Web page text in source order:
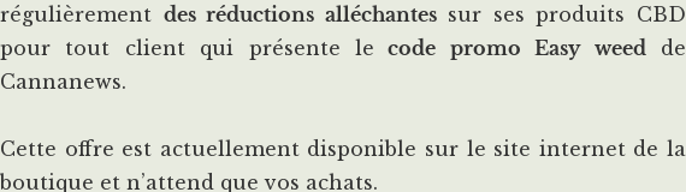
régulièrement des réductions alléchantessur ses produits CBD
pour tout client qui présente le code promo Easy weed de
Cannanews.
Cette offre est actuellement disponible sur le site internet de la
boutique et n’attend que vos achats.